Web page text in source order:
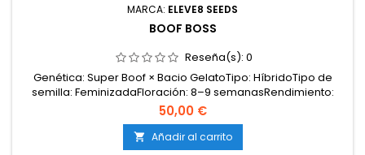
MARCA: ELEVE8 SEEDS
BOOF BOSS
Reseña(s): 0
Genética: Super Boof × Bacio GelatoTipo: HíbridoTipo de
semilla: FeminizadaFloración: 8–9 semanasRendimiento:
MedioCaracterísticas: Afrutado, dulce, agrioEstiramiento:
Medio-altoMorfología: estructura vigorosa, flores densas y
muy resinosasAdecuada para: interior, exterior e
invernaderoPerfil: moderno, intenso, delicioso y...
50,00 €
 Añadir al carrito